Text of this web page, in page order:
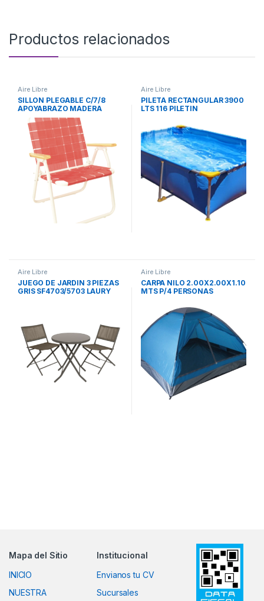
Productos relacionados
Aire Libre
SILLON PLEGABLE C/7/8
APOYABRAZO MADERA
10001 Descansar
Aire Libre
PILETA RECTANGULAR 3900
LTS 116 PILETIN
Aire Libre
JUEGO DE JARDIN 3 PIEZAS
GRIS SF4703/5703 LAURY
Aire Libre
CARPA NILO 2.00X2.00X1.10
MTS P/4 PERSONAS
Mapa del Sitio
INICIO
NUESTRA
Institucional
Envianos tu CV
Sucursales